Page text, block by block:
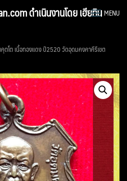
ดำเนินงานโดย เฮียทิน MENU
โต เนื้อทองแดง ปี2520 วัดอุดมคงคาคีรีเขต